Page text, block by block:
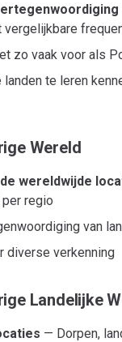
vergelijkbare
zo vaak voor als
landen te leren
Wereld
wereldwijde
regio
van
diverse verkenning
Landelijke
— Dorpen,